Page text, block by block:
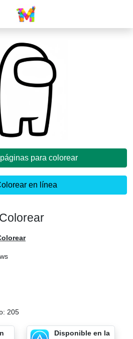
Ver 18 páginas para colorear
en línea
205
Disponible en la